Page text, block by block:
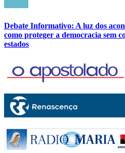
Debate Informativo: A luz dos
como proteger a democracia sem
estados